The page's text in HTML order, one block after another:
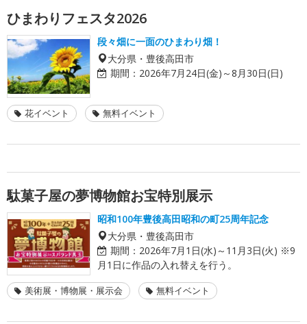
ひまわりフェスタ2026
段々畑に一面のひまわり畑！
大分県・豊後高田市
期間： 2026年7月24日(金)～8月30日(日)
花イベント 無料イベント
駄菓子屋の夢博物館お宝特別展示
昭和100年豊後高田昭和の町25周年記念
大分県・豊後高田市
期間： 2026年7月1日(水)～11月3日(火) ※9
月1日に作品の入れ替えを行う。
美術展・博物展・展示会 無料イベント